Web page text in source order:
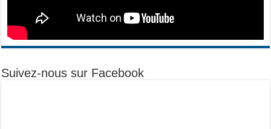
Suivez-nous sur Facebook